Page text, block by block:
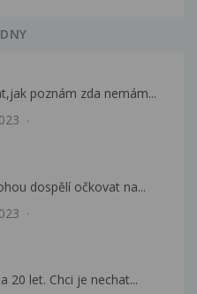
poznám zda nemám...
dospělí očkovat na...
20 let. Chci je nechat...